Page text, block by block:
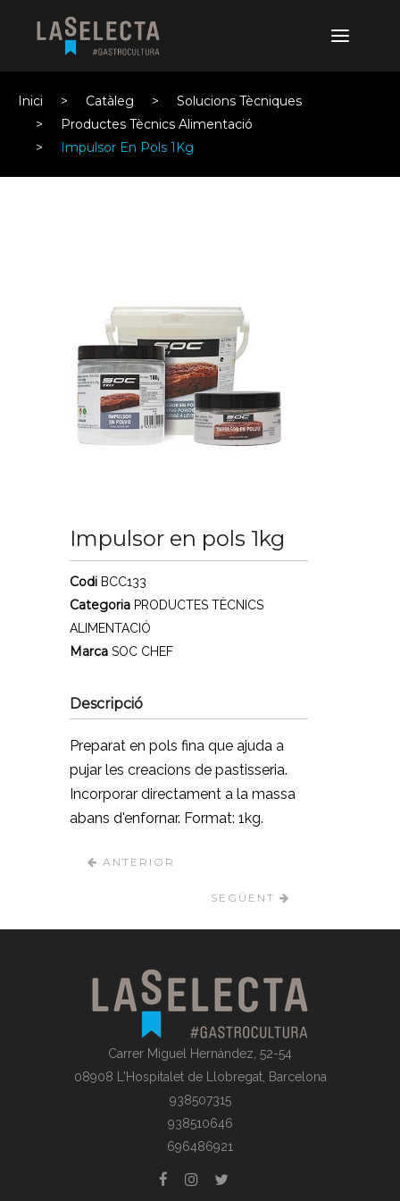
Inici Catàleg
Solucions Tècniques
Productes Tècnics Alimentació
Impulsor En Pols 1Kg
Impulsor en pols 1kg
Codi BCC133
Categoria PRODUCTES TÈCNICS
ALIMENTACIÓ
MarcaSOC CHEF
Descripció
Preparat en pols fina que ajuda a
pujar les creacions de pastisseria.
Incorporar directament a la massa
abans d'enfornar. Format: 1kg.
ANTERIOR
SEGÜENT
Carrer Miguel Hernández, 52-54
08908 L'Hospitalet de Llobregat, Barcelona
938507315
938510646
696486921